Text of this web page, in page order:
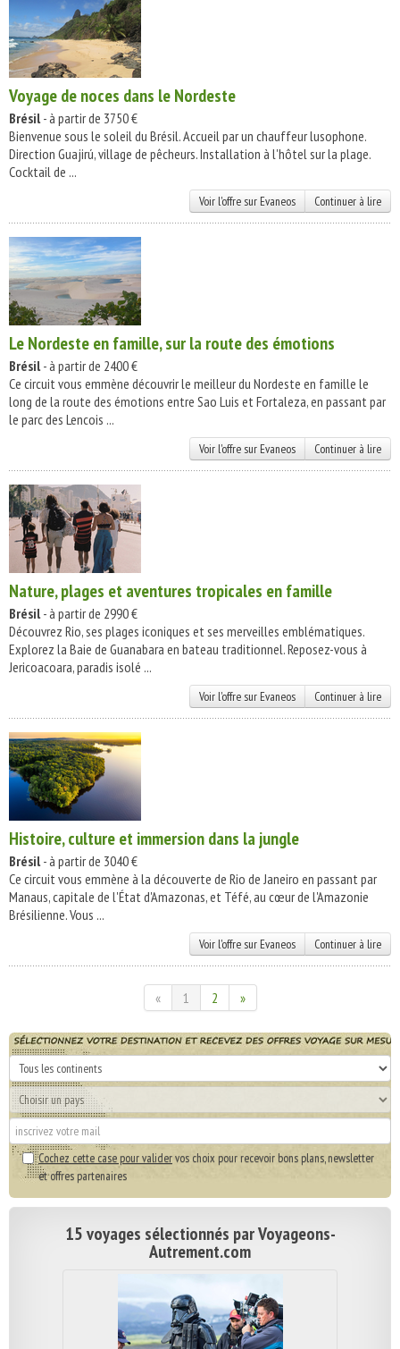
Voyage de noces dans le Nordeste
Brésil- à partir de 3750 €
Bienvenue sous le soleil du Brésil. Accueil par un chauffeur lusophone.
Direction Guajirú, village de pêcheurs. Installation à l'hôtel sur la plage.
Cocktail de ...
Voir l'offre sur Evaneos Continuer à lire
Le Nordeste en famille, sur la route des émotions
Brésil- à partir de 2400 €
Ce circuit vous emmène découvrir le meilleur du Nordeste en famille le
long de la route des émotions entre Sao Luis et Fortaleza, en passant par
le parc des Lencois ...
Voir l'offre sur Evaneos Continuer à lire
Nature, plages et aventures tropicales en famille
Brésil- à partir de 2990 €
Découvrez Rio, ses plages iconiques et ses merveilles emblématiques.
Explorez la Baie de Guanabara en bateau traditionnel. Reposez-vous à
Jericoacoara, paradis isolé ...
Voir l'offre sur Evaneos Continuer à lire
Histoire, culture et immersion dans la jungle
Brésil- à partir de 3040 €
Ce circuit vous emmène à la découverte de Rio de Janeiro en passant par
Manaus, capitale de l'État d'Amazonas, et Téfé, au cœur de l'Amazonie
Brésilienne. Vous ...
Voir l'offre sur Evaneos Continuer à lire
« 1 2 »
Cochez cette case pour validervos choix pour recevoir bons plans, newsletter
et offres partenaires
15 voyages sélectionnés par Voyageons-
Autrement.com